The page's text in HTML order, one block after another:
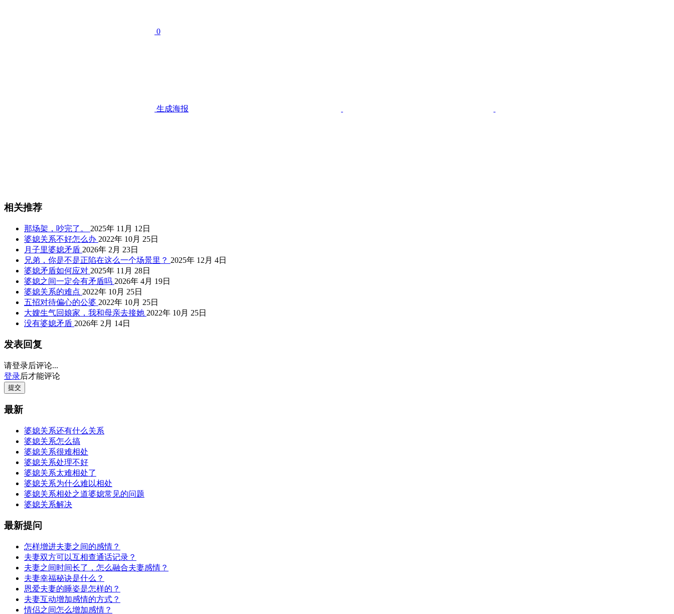
0
生成海报
相关推荐
那场架，吵完了。
2025年 11月 12日
婆媳关系不好怎么办 2022年 10月 25日
月子里婆媳矛盾 2026年 2月 23日
兄弟，你是不是正陷在这么一个场景里？ 2025年 12月 4日
婆媳矛盾如何应对 2025年 11月 28日
婆媳之间一定会有矛盾吗 2026年 4月 19日
婆媳关系的难点 2022年 10月 25日
五招对待偏心的公婆 2022年 10月 25日
大嫂生气回娘家，我和母亲去接她 2022年 10月 25日
没有婆媳矛盾 2026年 2月 14日
发表回复
请登录后评论...
登录后才能评论
提交
最新
婆媳关系还有什么关系
婆媳关系怎么搞
婆媳关系很难相处
婆媳关系处理不好
婆媳关系太难相处了
婆媳关系为什么难以相处
婆媳关系相处之道婆媳常见的问题
婆媳关系解决
最新提问
怎样增进夫妻之间的感情？
夫妻双方可以互相查通话记录？
夫妻之间时间长了，怎么融合夫妻感情？
夫妻幸福秘诀是什么？
恩爱夫妻的睡姿是怎样的？
夫妻互动增加感情的方式？
情侣之间怎么增加感情？